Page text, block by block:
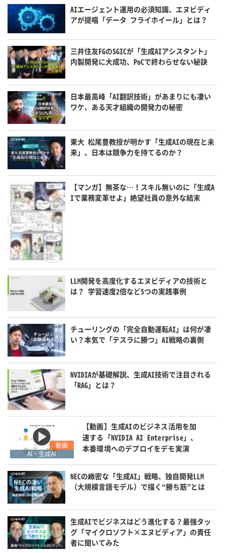
AIエージェント運用の必須知識、エヌビディ
アが提唱「データ フライホイール」とは？
三井住友FGのSGICが「生成AIアシスタント」
内製開発に大成功、PoCで終わらせない秘訣
日本最高峰「AI翻訳技術」があまりにも凄い
ワケ、ある天才組織の開発力の秘密
東大 松尾豊教授が明かす「生成AIの現在と未
来」、日本は競争力を持てるのか？
【マンガ】無茶な…！スキル無いのに「生成A
Iで業務変革せよ」絶望社員の意外な結末
LLM開発を高度化するエヌビディアの技術と
は？ 学習速度2倍など5つの実践事例
チューリングの「完全自動運転AI」は何が凄
い？本気で「テスラに勝つ」AI戦略の裏側
NVIDIAが基礎解説、生成AI技術で注目される
「RAG」とは？
動画
AI・生成AI
【動画】生成AIのビジネス活用を加
速する「NVIDIA AI Enterprise」、
本番環境へのデプロイをデモ実演
NECの緻密な「生成AI」戦略、独自開発LLM
（大規模言語モデル）で描く“勝ち筋”とは
生成AIでビジネスはどう進化する？最強タッ
グ「マイクロソフト×エヌビディア」の責任
者に聞いてみた